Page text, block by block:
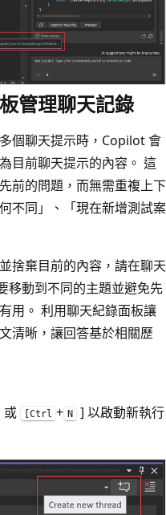
管理聊天記錄
個聊天提示時，Copilot 會
目前聊天提示的內容。 這
前的問題，而無需重複上下
不同」、「現在新增測試案
捨棄目前的內容，請在聊天
移動到不同的主題並避免先
用。 利用聊天紀錄面板讓
清晰，讓回答基於相關歷
或 [Ctrl + N
] 以啟動新執行